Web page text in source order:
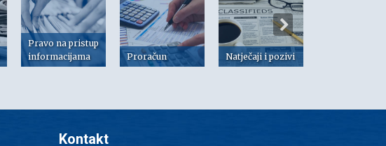
Pravo na pristup
informacijama
Proračun Natječaji i pozivi
Kontakt